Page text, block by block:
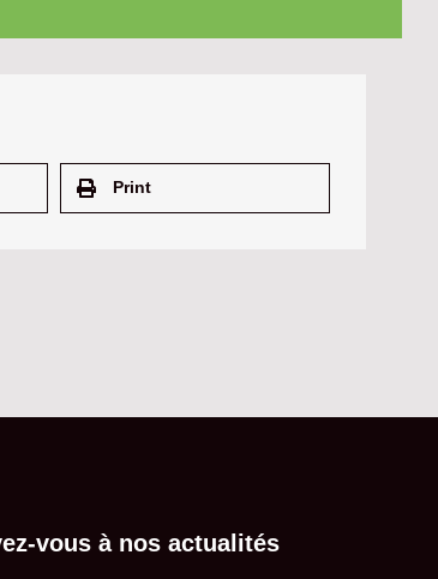
Print
vous à nos actualités